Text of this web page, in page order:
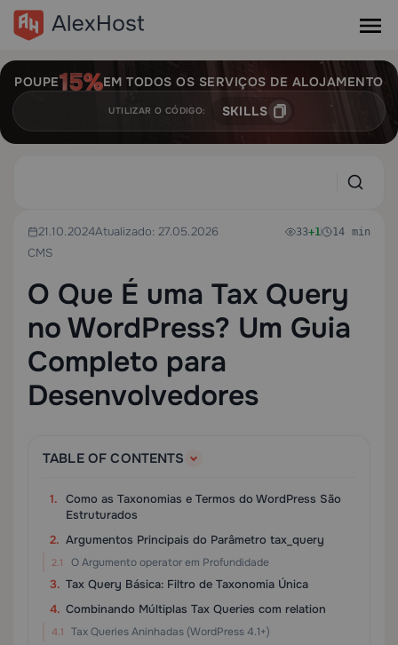
POUPE EM TODOS OS SERVIÇOS DE ALOJAMENTO
UTILIZAR O CÓDIGO: SKILLS
21.10.2024Atualizado: 27.05.2026
CMS
33+1 14 min
O Que É uma Tax Query
no WordPress? Um Guia
Completo para
Desenvolvedores
TABLE OF CONTENTS
Como as Taxonomias e Termos do WordPress São
Estruturados
Argumentos Principais do Parâmetro tax_query
O Argumento operator em Profundidade
Tax Query Básica: Filtro de Taxonomia Única
Combinando Múltiplas Tax Queries com relation
Tax Queries Aninhadas (WordPress 4.1+)